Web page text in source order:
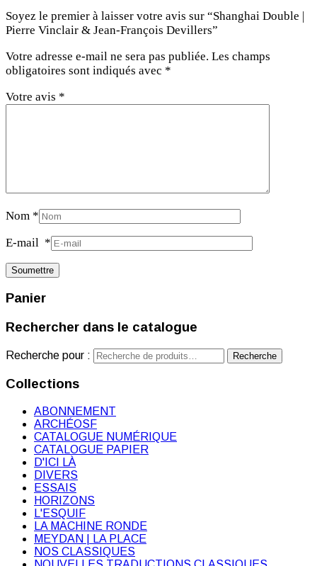
Soyez le premier à laisser votre avis sur “Shanghai Double |
Pierre Vinclair & Jean-François Devillers”
Votre adresse e-mail ne sera pas publiée. Les champs
obligatoires sont indiqués avec *
Votre avis *
Nom *
E-mail *
Panier
Rechercher dans le catalogue
Recherche pour : Recherche
Collections
ABONNEMENT
ARCHÉOSF
CATALOGUE NUMÉRIQUE
CATALOGUE PAPIER
D'ICI LÀ
DIVERS
ESSAIS
HORIZONS
L'ESQUIF
LA MACHINE RONDE
MEYDAN | LA PLACE
NOS CLASSIQUES